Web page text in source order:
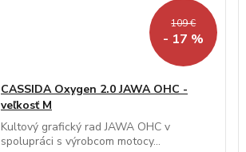
109 €
- 17 %
CASSIDA Oxygen 2.0 JAWA OHC -
veľkosť M
Kultový grafický rad JAWA OHC v
spolupráci s výrobcom motocy...